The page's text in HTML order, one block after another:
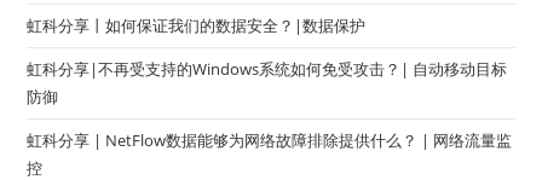
虹科分享丨如何保证我们的数据安全？|数据保护
虹科分享|不再受支持的Windows系统如何免受攻击？| 自动移动目标
防御
虹科分享 | NetFlow数据能够为网络故障排除提供什么？ | 网络流量监
控